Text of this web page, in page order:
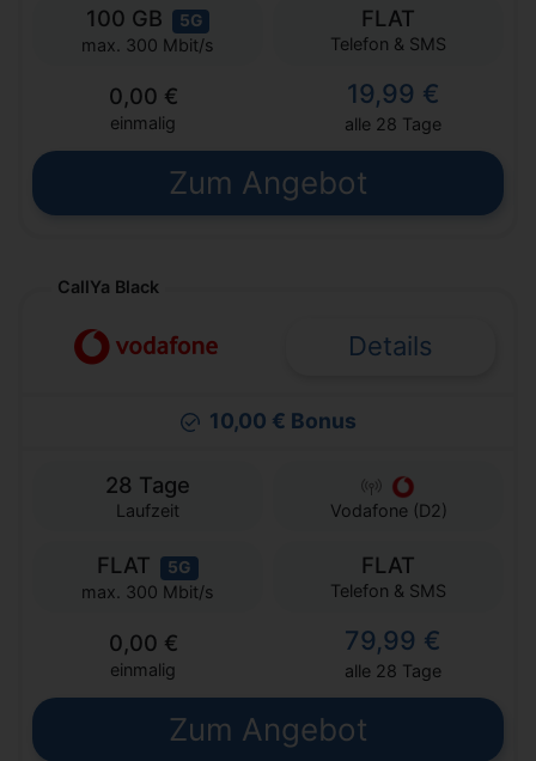
100 GB 5G
max. 300 Mbit/s
FLAT
Telefon & SMS
0,00 €
einmalig
19,99 €
alle 28 Tage
Zum Angebot
CallYa Black
Details
10,00 € Bonus
28 Tage
Laufzeit Vodafone (D2)
FLAT 5G
max. 300 Mbit/s
FLAT
Telefon & SMS
0,00 €
einmalig
79,99 €
alle 28 Tage
Zum Angebot